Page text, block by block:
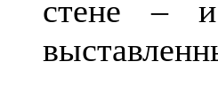
стене –